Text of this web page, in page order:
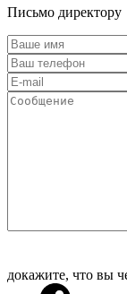
Письмо директору
докажите, что вы